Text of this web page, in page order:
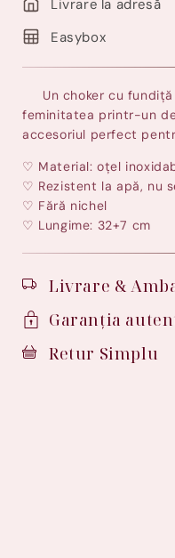
fundița
mărgele
-
Livrare la adresă
Easybox
Un choker cu fundiță
feminitatea printr-un
accesoriul perfect
♡ Material: oțel
♡ Rezistent la apă, nu
♡ Fără nichel
♡ Lungime: 32+7 cm
Livrare &
Garanția
Retur Simplu